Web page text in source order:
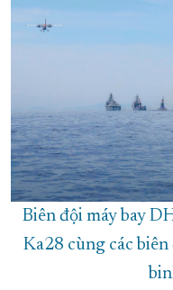
Biên đội máy bay
Ka28 cùng các